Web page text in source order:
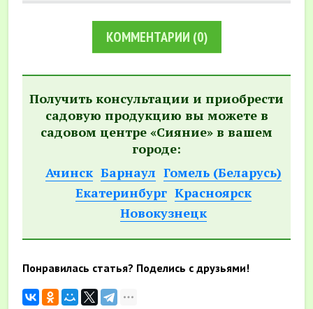
КОММЕНТАРИИ (0)
Получить консультации и приобрести
садовую продукцию вы можете в
садовом центре «Сияние» в вашем
городе:
Ачинск Барнаул Гомель (Беларусь)
Екатеринбург Красноярск
Новокузнецк
Понравилась статья? Поделись с друзьями!